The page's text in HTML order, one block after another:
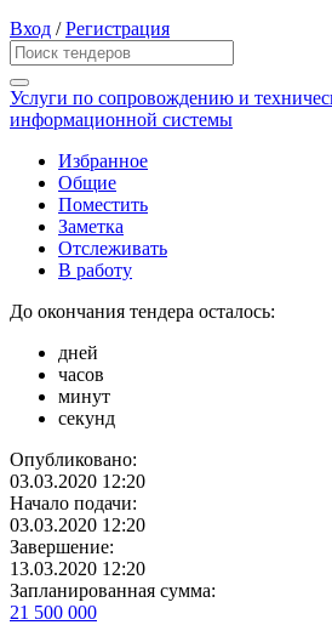
Вход /Регистрация
Услуги по сопровождению и
информационной системы
Избранное
Общие
Поместить
Заметка
Отслеживать
В работу
До окончания тендера осталось:
дней
часов
минут
секунд
Опубликовано:
03.03.2020 12:20
Начало подачи:
03.03.2020 12:20
Завершение:
13.03.2020 12:20
Запланированная сумма:
21 500 000